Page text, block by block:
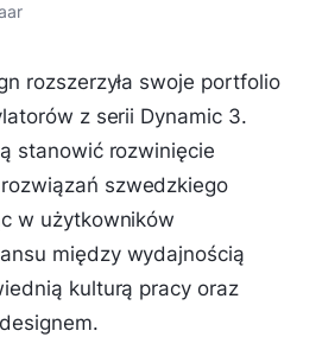
rozszerzyła swoje portfolio
z serii Dynamic 3.
stanowić rozwinięcie
szwedzkiego
w użytkowników
między wydajnością
kulturą pracy oraz